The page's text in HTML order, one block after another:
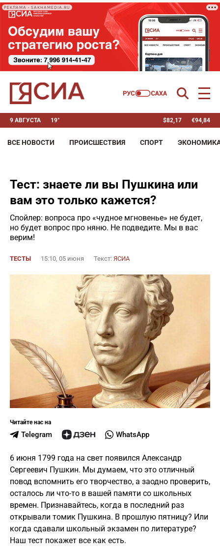
РЕКЛАМА • SAKHAMEDIA.RU
9 АВГУСТА 19° $82,17 €94,84
ВСЕ НОВОСТИ ПРОИСШЕСТВИЯ СПОРТ
Тест: знаете ли вы Пушкина или
вам это только кажется?
Спойлер: вопроса про «чудное мгновенье» не будет,
но будет вопрос про няню. Не подведите. Мы в вас
верим!
ТЕСТЫ 15:10, 05 июня Текст: ЯСИА
Читайте нас на
Telegram WhatsApp
6 июня 1799 года на свет появился Александр
Сергеевич Пушкин. Мы думаем, что это отличный
повод вспомнить его творчество, а заодно проверить,
осталось ли что-то в вашей памяти со школьных
времен. Признавайтесь, когда в последний раз
открывали томик Пушкина. В прошлую пятницу? Или
когда сдавали школьный экзамен по литературе?
Наш тест покажет все как есть.